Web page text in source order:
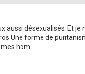
aussi désexualisés. Et je
Une forme de
hom...